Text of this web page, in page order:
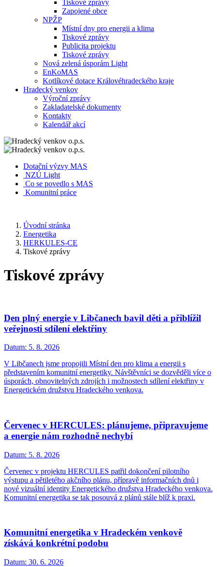
Tiskové zprávy
Zapojené obce
NPŽP
Místní dny pro energii a klima
Tiskové zprávy
Publicita projektu
Tiskové zprávy
Nová zelená úsporám Light
EnKoMAS
Kotlíkové dotace Královéhradeckého kraje
Hradecký venkov
Výroční zprávy
Zakladatelské dokumenty
Kontakty
Kalendář akcí
Dotační výzvy MAS
NZÚ Light
Co se povedlo s MAS
Komunitní práce
Úvodní stránka
Energetika
HERKULES-CE
Tiskové zprávy
Tiskové zprávy
Den plný energie v Libčanech bavil děti a přiblížil
veřejnosti sdílení elektřiny
Datum: 5. 8. 2026
V Libčanech jsme propojili Místní den pro klima a energii s
představením komunitní energetiky. Návštěvníci se dozvěděli více o
úsporách, obnovitelných zdrojích i možnostech sdílení elektřiny v
Energetickém družstvu Hradeckého venkova.
Červenec v HERCULES: plánujeme, připravujeme
a energie nám rozhodně nechybí
Datum: 5. 8. 2026
Červenec v projektu HERCULES patřil dokončení pilotního
výstupu a pětiletého akčního plánu, přípravě informačních dnů i
nové vizuální identity Energetického družstva Hradeckého venkova.
Komunitní energetika se tak posouvá z plánů stále blíž k praxi.
Komunitní energetika v Hradeckém venkově
získává konkrétní podobu
Datum: 30. 6. 2026